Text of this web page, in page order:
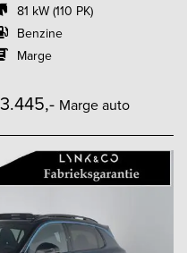
81 kW (110 PK)
Benzine
Marge
Marge auto